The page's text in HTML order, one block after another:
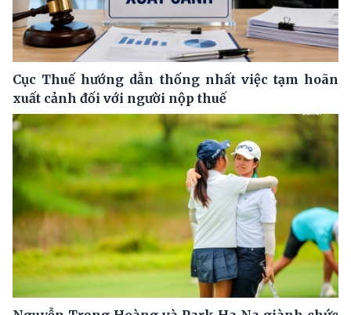
Cục Thuế hướng dẫn thống nhất việc tạm hoãn
xuất cảnh đối với người nộp thuế